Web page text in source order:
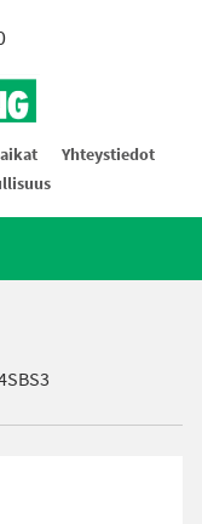
Yhteystiedot